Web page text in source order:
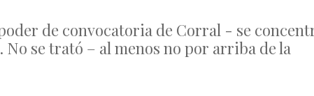
de convocatoria de Corral - se
se trató – al menos no por arriba de la